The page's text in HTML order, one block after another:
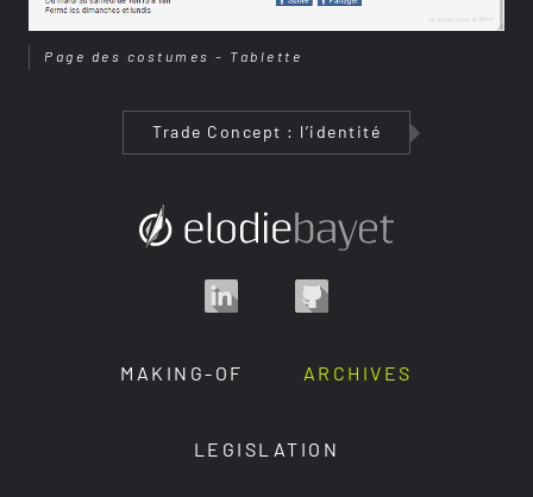
Page des costumes - Tablette
Trade Concept : l’identité
MAKING-OF ARCHIVES
LEGISLATION